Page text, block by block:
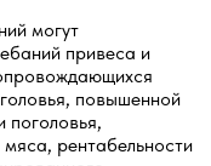
могут
привеса и
повышенной
поголовья,
мяса, рентабельности